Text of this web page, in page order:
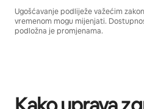
Ugošćavanje podliježe važećim
vremenom mogu mijenjati.
podložna je promjenama.